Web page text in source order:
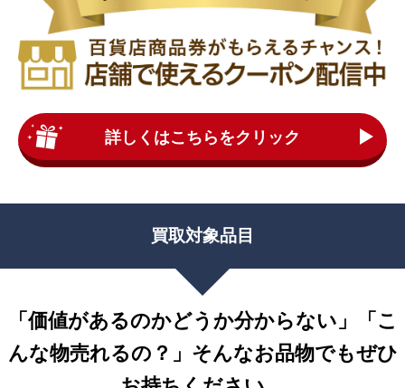
詳しくはこちらをクリック
買取対象品目
「価値があるのかどうか分からない」「こ
んな物売れるの？」 そんなお品物でもぜひ